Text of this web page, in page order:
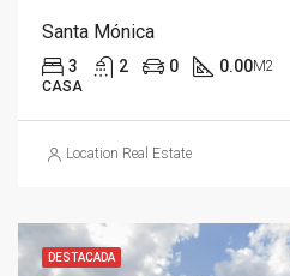
Santa Mónica
3 2 0 0.00M2
CASA
Location Real Estate
DESTACADA